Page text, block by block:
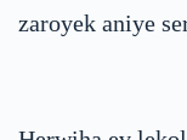
zaroyek aniye